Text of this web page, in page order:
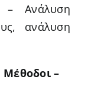
– Ανάλυση
ανάλυση
Μέθοδοι –